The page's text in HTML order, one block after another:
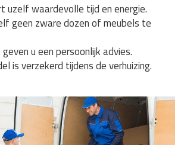
uzelf waardevolle tijd en energie.
geen zware dozen of meubels te
geven u een persoonlijk advies.
is verzekerd tijdens de verhuizing.